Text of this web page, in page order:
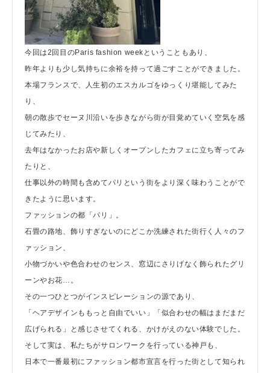
今回は2回目のParis fashion weekということもあり、
昨年よりも少し気持ちに余裕を持って過ごすことができました。
本場フランスで、人生初のエスカルゴをゆっくり堪能してみた
り、
朝の散歩でセーヌ川沿いを歩きながら街が目覚めていく空気を感
じてみたり、
去年はなかったお店や新しくオープンしたカフェに立ち寄ってみ
たりと、
仕事以外の時間も含めてパリという街をより深く味わうことがで
きたように思います。
ファッションの都「パリ」。
石畳の路地、飾りすぎないのにどこか洗練された街行く人々のフ
ァッション、
小物づかいや色合わせのセンス、窓辺にさりげなく飾られたグリ
ーンやお花…。
その一つひとつがインスピレーションの源であり、
「ヘアデザインももっと自由でいい」「似合わせの幅はまだまだ
広げられる」と感じさせてくれる、かけがえのない体験でした。
そして実は、私たちがサロンワークを行っている神戸も、
日本で一番最初にファッション都市宣言を行った街として知られ